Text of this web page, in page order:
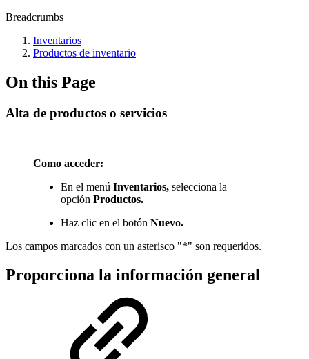
Breadcrumbs
Inventarios
Productos de inventario
On this Page
Alta de productos o servicios
Como acceder:
En el menú Inventarios, selecciona la
opción Productos.
Haz clic en el botón Nuevo.
Los campos marcados con un asterisco "*" son requeridos.
Proporciona la información general